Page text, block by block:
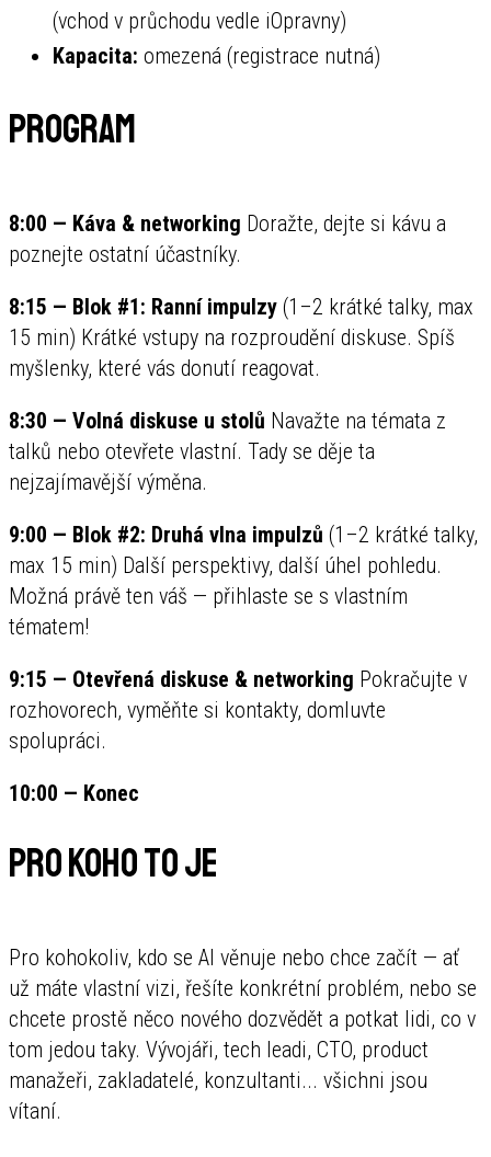
(vchod v průchodu vedle iOpravny)
Kapacita: omezená (registrace nutná)
Program
8:00 — Káva & networking Doražte, dejte si kávu a
poznejte ostatní účastníky.
8:15 — Blok #1: Ranní impulzy (1–2 krátké talky, max
15 min) Krátké vstupy na rozproudění diskuse. Spíš
myšlenky, které vás donutí reagovat.
8:30 — Volná diskuse u stolů Navažte na témata z
talků nebo otevřete vlastní. Tady se děje ta
nejzajímavější výměna.
9:00 — Blok #2: Druhá vlna impulzů (1–2 krátké talky,
max 15 min) Další perspektivy, další úhel pohledu.
Možná právě ten váš — přihlaste se s vlastním
tématem!
9:15 — Otevřená diskuse & networking Pokračujte v
rozhovorech, vyměňte si kontakty, domluvte
spolupráci.
10:00 — Konec
Pro koho to je
Pro kohokoliv, kdo se AI věnuje nebo chce začít — ať
už máte vlastní vizi, řešíte konkrétní problém, nebo se
chcete prostě něco nového dozvědět a potkat lidi, co v
tom jedou taky. Vývojáři, tech leadi, CTO, product
manažeři, zakladatelé, konzultanti... všichni jsou
vítaní.